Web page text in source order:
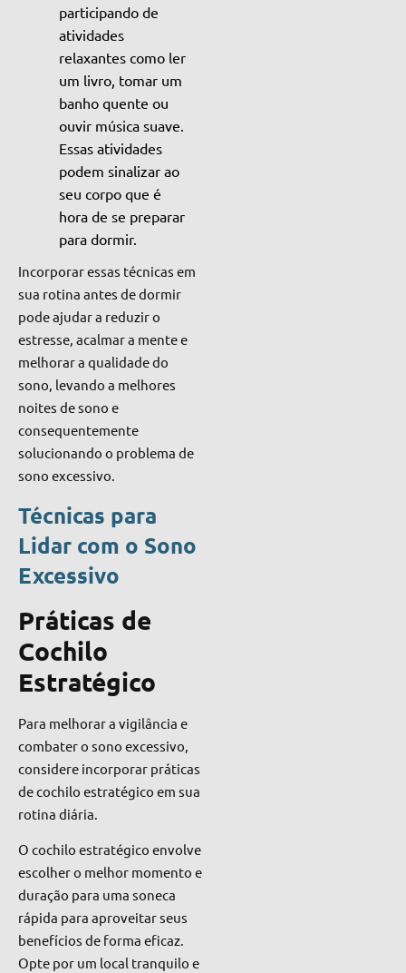
participando de
atividades
relaxantes como ler
um livro, tomar um
banho quente ou
ouvir música suave.
Essas atividades
podem sinalizar ao
seu corpo que é
hora de se preparar
para dormir.
Incorporar essas técnicas em
sua rotina antes de dormir
pode ajudar a reduzir o
estresse, acalmar a mente e
melhorar a qualidade do
sono, levando a melhores
noites de sono e
consequentemente
solucionando o problema de
sono excessivo.
Técnicas para
Lidar com o Sono
Excessivo
Práticas de
Cochilo
Estratégico
Para melhorar a vigilância e
combater o sono excessivo,
considere incorporar práticas
de cochilo estratégico em sua
rotina diária.
O cochilo estratégico envolve
escolher o melhor momento e
duração para uma soneca
rápida para aproveitar seus
benefícios de forma eficaz.
Opte por um local tranquilo e